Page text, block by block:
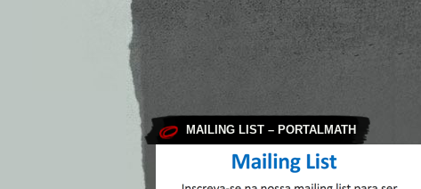
MAILING LIST – PORTALMATH